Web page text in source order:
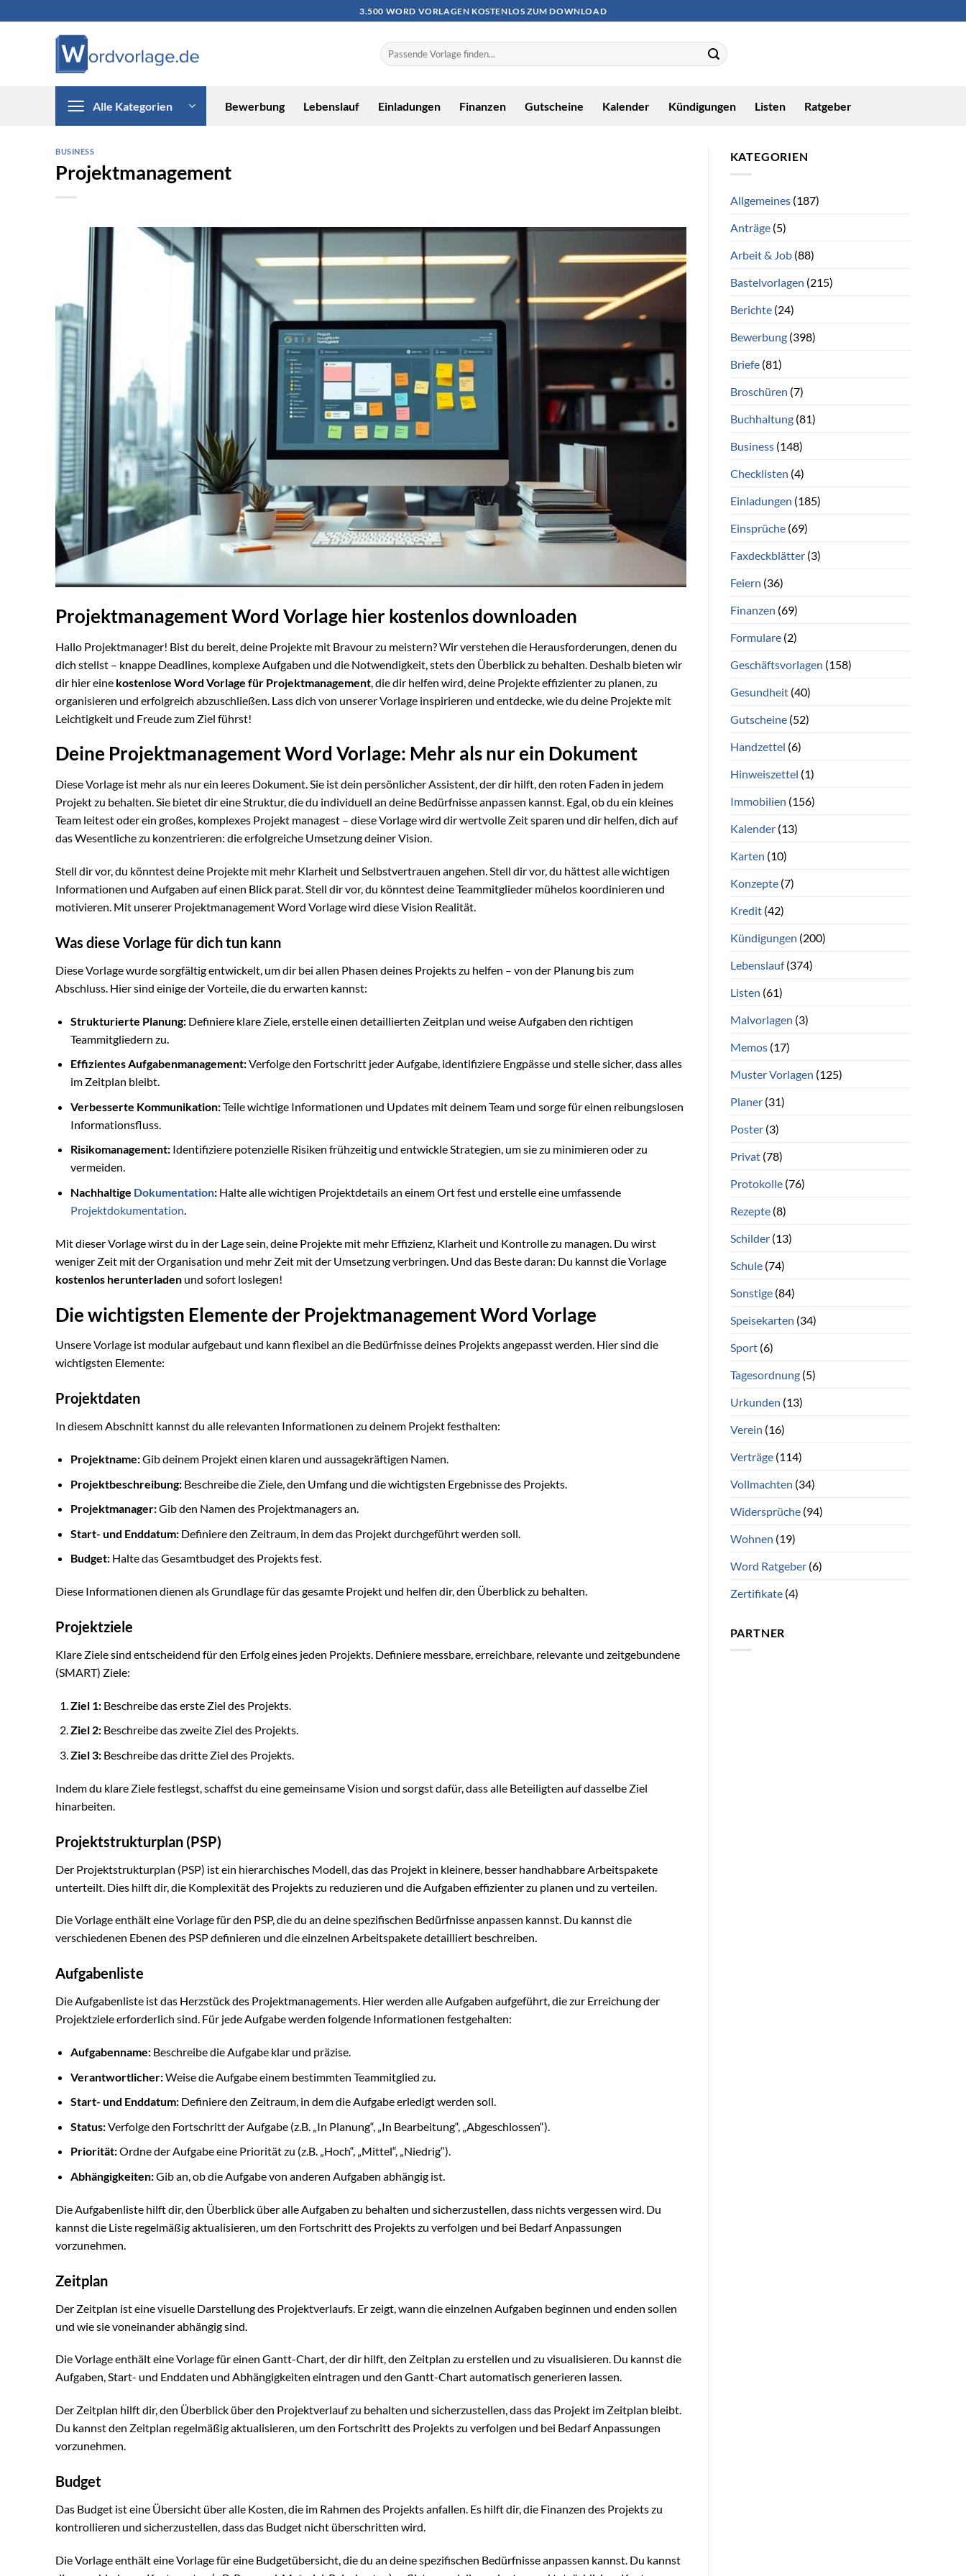
3.500 WORD VORLAGEN KOSTENLOS ZUM DOWNLOAD
Alle Kategorien Bewerbung Lebenslauf Einladungen Finanzen Gutscheine Kalender Kündigungen Listen Ratgeber
BUSINESS
Projektmanagement
Projektmanagement Word Vorlage hier kostenlos downloaden
Hallo Projektmanager! Bist du bereit, deine Projekte mit Bravour zu meistern? Wir verstehen die Herausforderungen, denen du
dich stellst – knappe Deadlines, komplexe Aufgaben und die Notwendigkeit, stets den Überblick zu behalten. Deshalb bieten wir
dir hier eine kostenlose Word Vorlage für Projektmanagement , die dir helfen wird, deine Projekte effizienter zu planen, zu
organisieren und erfolgreich abzuschließen. Lass dich von unserer Vorlage inspirieren und entdecke, wie du deine Projekte mit
Leichtigkeit und Freude zum Ziel führst!
Deine Projektmanagement Word Vorlage: Mehr als nur ein Dokument
Diese Vorlage ist mehr als nur ein leeres Dokument. Sie ist dein persönlicher Assistent, der dir hilft, den roten Faden in jedem
Projekt zu behalten. Sie bietet dir eine Struktur, die du individuell an deine Bedürfnisse anpassen kannst. Egal, ob du ein kleines
Team leitest oder ein großes, komplexes Projekt managest – diese Vorlage wird dir wertvolle Zeit sparen und dir helfen, dich auf
das Wesentliche zu konzentrieren: die erfolgreiche Umsetzung deiner Vision.
Stell dir vor, du könntest deine Projekte mit mehr Klarheit und Selbstvertrauen angehen. Stell dir vor, du hättest alle wichtigen
Informationen und Aufgaben auf einen Blick parat. Stell dir vor, du könntest deine Teammitglieder mühelos koordinieren und
motivieren. Mit unserer Projektmanagement Word Vorlage wird diese Vision Realität.
Was diese Vorlage für dich tun kann
Diese Vorlage wurde sorgfältig entwickelt, um dir bei allen Phasen deines Projekts zu helfen – von der Planung bis zum
Abschluss. Hier sind einige der Vorteile, die du erwarten kannst:
Strukturierte Planung:Definiere klare Ziele, erstelle einen detaillierten Zeitplan und weise Aufgaben den richtigen
Teammitgliedern zu.
Effizientes Aufgabenmanagement:Verfolge den Fortschritt jeder Aufgabe, identifiziere Engpässe und stelle sicher, dass alles
im Zeitplan bleibt.
Verbesserte Kommunikation:Teile wichtige Informationen und Updates mit deinem Team und sorge für einen reibungslosen
Informationsfluss.
Risikomanagement:Identifiziere potenzielle Risiken frühzeitig und entwickle Strategien, um sie zu minimieren oder zu
vermeiden.
Nachhaltige Dokumentation:Halte alle wichtigen Projektdetails an einem Ort fest und erstelle eine umfassende
Projektdokumentation.
Mit dieser Vorlage wirst du in der Lage sein, deine Projekte mit mehr Effizienz, Klarheit und Kontrolle zu managen. Du wirst
weniger Zeit mit der Organisation und mehr Zeit mit der Umsetzung verbringen. Und das Beste daran: Du kannst die Vorlage
kostenlos herunterladen und sofort loslegen!
Die wichtigsten Elemente der Projektmanagement Word Vorlage
Unsere Vorlage ist modular aufgebaut und kann flexibel an die Bedürfnisse deines Projekts angepasst werden. Hier sind die
wichtigsten Elemente:
Projektdaten
In diesem Abschnitt kannst du alle relevanten Informationen zu deinem Projekt festhalten:
Projektname:Gib deinem Projekt einen klaren und aussagekräftigen Namen.
Projektbeschreibung:Beschreibe die Ziele, den Umfang und die wichtigsten Ergebnisse des Projekts.
Projektmanager:Gib den Namen des Projektmanagers an.
Start- und Enddatum:Definiere den Zeitraum, in dem das Projekt durchgeführt werden soll.
Budget:Halte das Gesamtbudget des Projekts fest.
Diese Informationen dienen als Grundlage für das gesamte Projekt und helfen dir, den Überblick zu behalten.
Projektziele
Klare Ziele sind entscheidend für den Erfolg eines jeden Projekts. Definiere messbare, erreichbare, relevante und zeitgebundene
(SMART) Ziele:
Ziel 1:Beschreibe das erste Ziel des Projekts.
Ziel 2:Beschreibe das zweite Ziel des Projekts.
Ziel 3:Beschreibe das dritte Ziel des Projekts.
Indem du klare Ziele festlegst, schaffst du eine gemeinsame Vision und sorgst dafür, dass alle Beteiligten auf dasselbe Ziel
hinarbeiten.
Projektstrukturplan (PSP)
Der Projektstrukturplan (PSP) ist ein hierarchisches Modell, das das Projekt in kleinere, besser handhabbare Arbeitspakete
unterteilt. Dies hilft dir, die Komplexität des Projekts zu reduzieren und die Aufgaben effizienter zu planen und zu verteilen.
Die Vorlage enthält eine Vorlage für den PSP, die du an deine spezifischen Bedürfnisse anpassen kannst. Du kannst die
verschiedenen Ebenen des PSP definieren und die einzelnen Arbeitspakete detailliert beschreiben.
Aufgabenliste
Die Aufgabenliste ist das Herzstück des Projektmanagements. Hier werden alle Aufgaben aufgeführt, die zur Erreichung der
Projektziele erforderlich sind. Für jede Aufgabe werden folgende Informationen festgehalten:
Aufgabenname:Beschreibe die Aufgabe klar und präzise.
Verantwortlicher:Weise die Aufgabe einem bestimmten Teammitglied zu.
Start- und Enddatum:Definiere den Zeitraum, in dem die Aufgabe erledigt werden soll.
Status:Verfolge den Fortschritt der Aufgabe (z.B. „In Planung“, „In Bearbeitung“, „Abgeschlossen“).
Priorität:Ordne der Aufgabe eine Priorität zu (z.B. „Hoch“, „Mittel“, „Niedrig“).
Abhängigkeiten:Gib an, ob die Aufgabe von anderen Aufgaben abhängig ist.
Die Aufgabenliste hilft dir, den Überblick über alle Aufgaben zu behalten und sicherzustellen, dass nichts vergessen wird. Du
kannst die Liste regelmäßig aktualisieren, um den Fortschritt des Projekts zu verfolgen und bei Bedarf Anpassungen
vorzunehmen.
Zeitplan
Der Zeitplan ist eine visuelle Darstellung des Projektverlaufs. Er zeigt, wann die einzelnen Aufgaben beginnen und enden sollen
und wie sie voneinander abhängig sind.
Die Vorlage enthält eine Vorlage für einen Gantt-Chart, der dir hilft, den Zeitplan zu erstellen und zu visualisieren. Du kannst die
Aufgaben, Start- und Enddaten und Abhängigkeiten eintragen und den Gantt-Chart automatisch generieren lassen.
Der Zeitplan hilft dir, den Überblick über den Projektverlauf zu behalten und sicherzustellen, dass das Projekt im Zeitplan bleibt.
Du kannst den Zeitplan regelmäßig aktualisieren, um den Fortschritt des Projekts zu verfolgen und bei Bedarf Anpassungen
vorzunehmen.
Budget
Das Budget ist eine Übersicht über alle Kosten, die im Rahmen des Projekts anfallen. Es hilft dir, die Finanzen des Projekts zu
kontrollieren und sicherzustellen, dass das Budget nicht überschritten wird.
Die Vorlage enthält eine Vorlage für eine Budgetübersicht, die du an deine spezifischen Bedürfnisse anpassen kannst. Du kannst
KATEGORIEN
Allgemeines(187)
Anträge(5)
Arbeit & Job(88)
Bastelvorlagen (215)
Berichte(24)
Bewerbung(398)
Briefe(81)
Broschüren (7)
Buchhaltung(81)
Business(148)
Checklisten (4)
Einladungen (185)
Einsprüche(69)
Faxdeckblätter(3)
Feiern (36)
Finanzen (69)
Formulare(2)
Geschäftsvorlagen (158)
Gesundheit(40)
Gutscheine(52)
Handzettel (6)
Hinweiszettel (1)
Immobilien (156)
Kalender(13)
Karten (10)
Konzepte(7)
Kredit(42)
Kündigungen (200)
Lebenslauf(374)
Listen (61)
Malvorlagen (3)
Memos(17)
Muster Vorlagen (125)
Planer(31)
Poster(3)
Privat(78)
Protokolle(76)
Rezepte(8)
Schilder(13)
Schule(74)
Sonstige(84)
Speisekarten (34)
Sport(6)
Tagesordnung(5)
Urkunden (13)
Verein (16)
Verträge(114)
Vollmachten (34)
Widersprüche(94)
Wohnen (19)
Word Ratgeber(6)
Zertifikate(4)
PARTNER